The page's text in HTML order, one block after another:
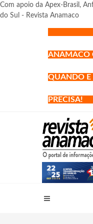
Com apoio da Apex-Brasil,
do Sul - Revista Anamaco
ANAMACO
QUANDO E
PRECISA!